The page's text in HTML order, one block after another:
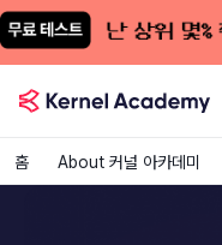
홈 About 커널 아카데미